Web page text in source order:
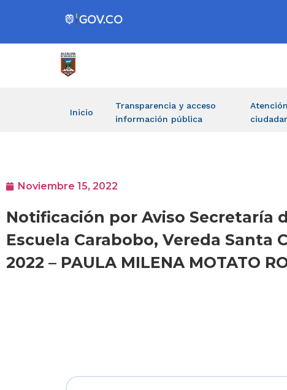
Inicio
Transparencia y acceso
información pública
Noviembre 15, 2022
Notificación por Aviso Secretaría
Escuela Carabobo, Vereda Santa
2022 – PAULA MILENA MOTATO